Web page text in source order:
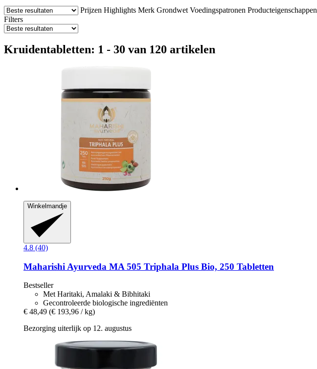
Prijzen Highlights Merk Grondwet Voedingspatronen Producteigenschappen
Filters
Kruidentabletten: 1 - 30 van 120 artikelen
Winkelmandje
4.8 (40)
Maharishi Ayurveda MA 505 Triphala Plus Bio, 250 Tabletten
Bestseller
Met Haritaki, Amalaki & Bibhitaki
Gecontroleerde biologische ingrediënten
€ 48,49 (€ 193,96 / kg)
Bezorging uiterlijk op 12. augustus